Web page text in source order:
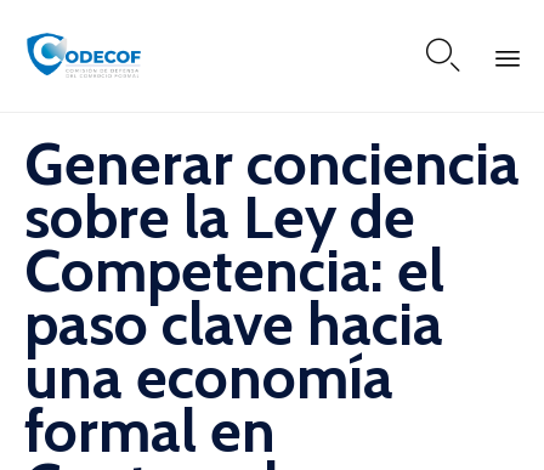

content
Generar conciencia
sobre la Ley de
Competencia: el
paso clave hacia
una economía
formal en